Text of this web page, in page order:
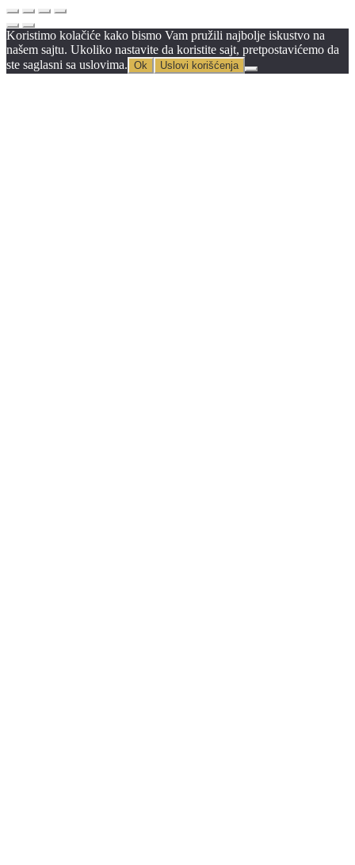
Koristimo kolačiće kako bismo Vam pružili najbolje iskustvo na
našem sajtu. Ukoliko nastavite da koristite sajt, pretpostavićemo da
ste saglasni sa uslovima. Ok Uslovi korišćenja